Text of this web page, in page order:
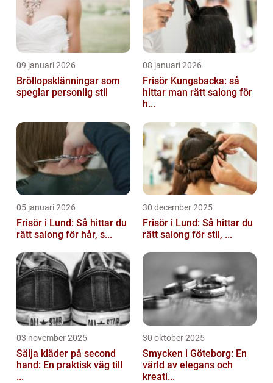
09 januari 2026
Bröllopsklänningar som
speglar personlig stil
08 januari 2026
Frisör Kungsbacka: så
hittar man rätt salong för
h...
05 januari 2026
Frisör i Lund: Så hittar du
rätt salong för hår, s...
30 december 2025
Frisör i Lund: Så hittar du
rätt salong för stil, ...
03 november 2025
Sälja kläder på second
hand: En praktisk väg till
...
30 oktober 2025
Smycken i Göteborg: En
värld av elegans och
kreati...